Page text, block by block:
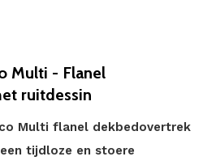
Multi - Flanel
ruitdessin
Multi flanel dekbedovertrek
tijdloze en stoere